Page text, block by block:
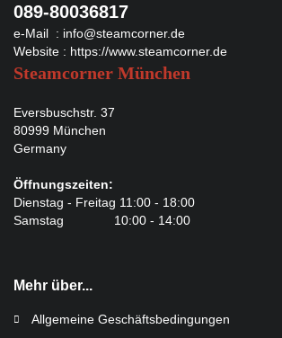
089-80036817
e-Mail : info@steamcorner.de
Website : https://www.steamcorner.de
Steamcorner München
Eversbuschstr. 37
80999 München
Germany
Öffnungszeiten:
Dienstag - Freitag 11:00 - 18:00
Samstag 10:00 - 14:00
Mehr über...
Allgemeine Geschäftsbedingungen